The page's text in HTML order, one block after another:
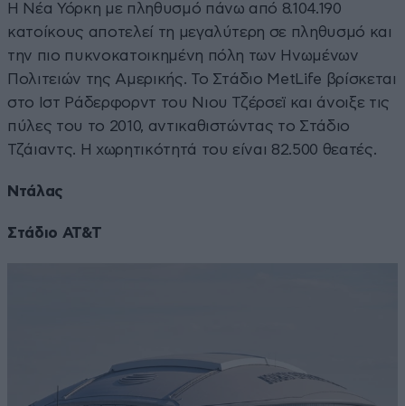
Η Νέα Υόρκη με πληθυσμό πάνω από 8.104.190
κατοίκους αποτελεί τη μεγαλύτερη σε πληθυσμό και
την πιο πυκνοκατοικημένη πόλη των Ηνωμένων
Πολιτειών της Αμερικής. Το Στάδιο MetLife βρίσκεται
στο Ιστ Ράδερφορντ του Νιου Τζέρσεϊ και άνοιξε τις
πύλες του το 2010, αντικαθιστώντας το Στάδιο
Τζάιαντς. Η χωρητικότητά του είναι 82.500 θεατές.
Ντάλας
Στάδιο AT&T